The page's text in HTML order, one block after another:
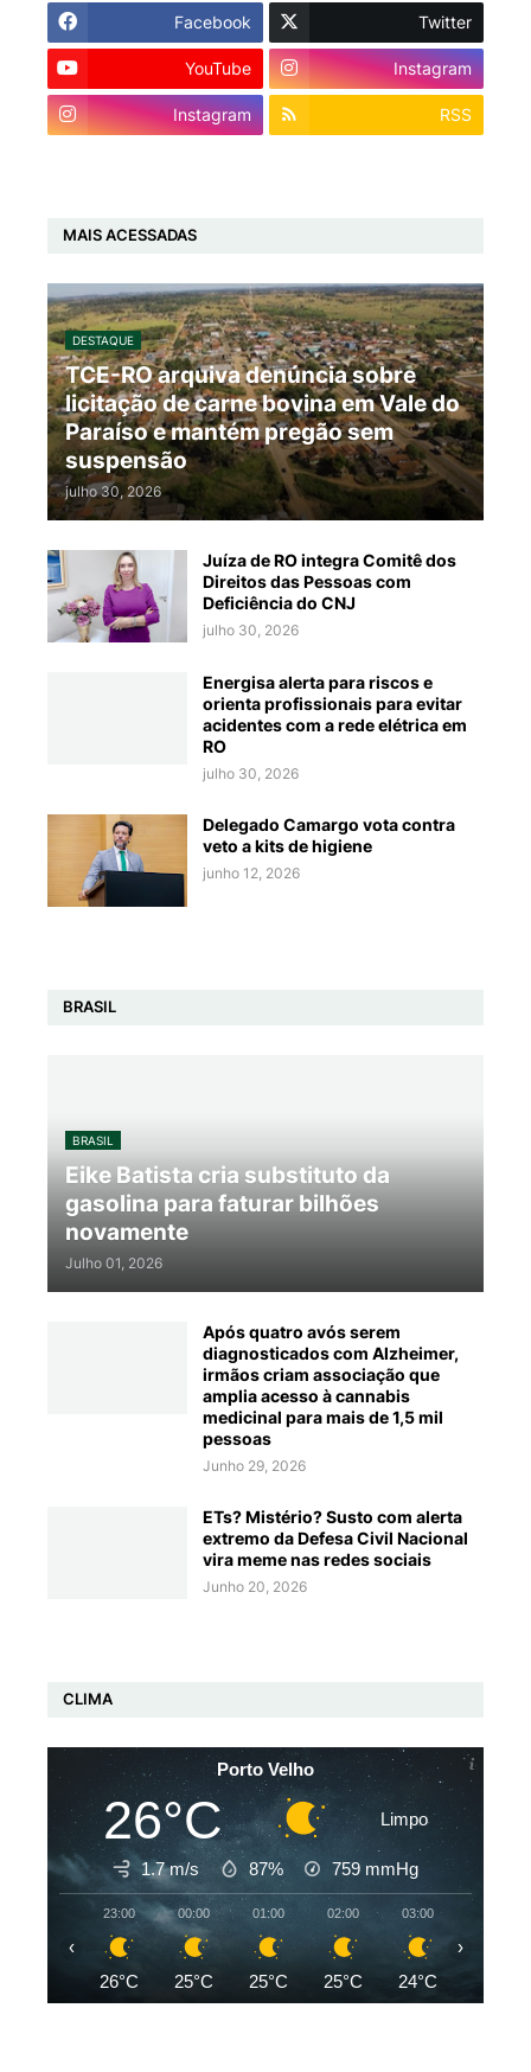
Facebook Twitter
YouTube Instagram
Instagram RSS
MAIS ACESSADAS
DESTAQUE
TCE-RO arquiva denúncia sobre
licitação de carne bovina em Vale do
Paraíso e mantém pregão sem
suspensão
julho 30, 2026
Juíza de RO integra Comitê dos
Direitos das Pessoas com
Deficiência do CNJ
julho 30, 2026
Energisa alerta para riscos e
orienta profissionais para evitar
acidentes com a rede elétrica em
RO
julho 30, 2026
Delegado Camargo vota contra
veto a kits de higiene
junho 12, 2026
BRASIL
BRASIL
Eike Batista cria substituto da
gasolina para faturar bilhões
novamente
Julho 01, 2026
Após quatro avós serem
diagnosticados com Alzheimer,
irmãos criam associação que
amplia acesso à cannabis
medicinal para mais de 1,5 mil
pessoas
Junho 29, 2026
ETs? Mistério? Susto com alerta
extremo da Defesa Civil Nacional
vira meme nas redes sociais
Junho 20, 2026
CLIMA
Porto Velho
26°C Limpo
1.7 m/s 87% 759 mmHg
23:00
26°C
00:00
25°C
01:00
25°C
02:00
25°C
03:00
24°C
‹ ›